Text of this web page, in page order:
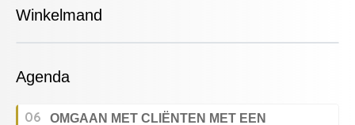
Winkelmand
Agenda
06
OMGAAN MET CLIËNTEN MET EEN